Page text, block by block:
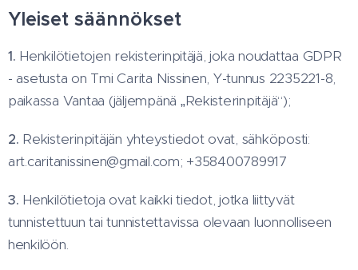
Yleiset säännökset
1. Henkilötietojen rekisterinpitäjä, joka noudattaa GDPR
- asetusta on Tmi Carita Nissinen, Y-tunnus 2235221-8,
paikassa Vantaa (jäljempänä „Rekisterinpitäjä“);
2. Rekisterinpitäjän yhteystiedot ovat, sähköposti:
art.caritanissinen@gmail.com; +358400789917
3. Henkilötietoja ovat kaikki tiedot, jotka liittyvät
tunnistettuun tai tunnistettavissa olevaan luonnolliseen
henkilöön.